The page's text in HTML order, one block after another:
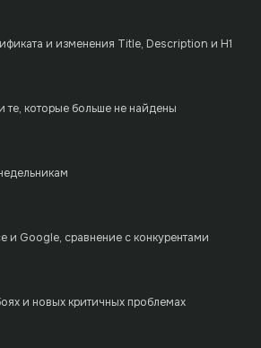
и изменения Title, Description и H1
которые больше не найдены
и Google, сравнение с конкурентами
и новых критичных проблемах